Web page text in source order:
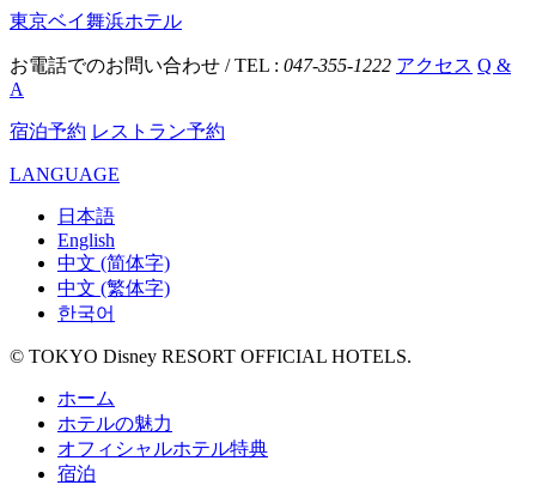
東京ベイ舞浜ホテル
お電話でのお問い合わせ / TEL : 047-355-1222 アクセス Q &
A
宿泊予約 レストラン予約
LANGUAGE
日本語
English
中文 (简体字)
中文 (繁体字)
한국어
© TOKYO Disney RESORT OFFICIAL HOTELS.
ホーム
ホテルの魅力
オフィシャルホテル特典
宿泊